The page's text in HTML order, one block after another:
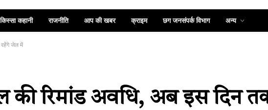
कहानी राजनीति आप की खबर क्राइम छग जनसंपर्क विभाग अन्य
रहेंगे जेल में
की रिमांड अवधि, अब इस दिन